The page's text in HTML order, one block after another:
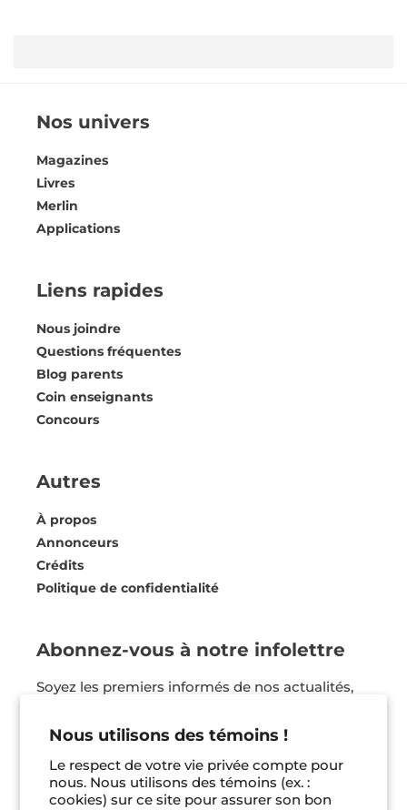
Nous utilisons des témoins !
Le respect de votre vie privée compte pour
nous. Nous utilisons des témoins (ex. :
cookies) sur ce site pour assurer son bon
Nos univers
Magazines
Livres
Merlin
Applications
Liens rapides
Nous joindre
Questions fréquentes
Blog parents
Coin enseignants
Concours
Autres
À propos
Annonceurs
Crédits
Politique de confidentialité
Abonnez-vous à notre infolettre
Soyez les premiers informés de nos actualités,
vous désinscrire en tout temps.
Je m'inscris